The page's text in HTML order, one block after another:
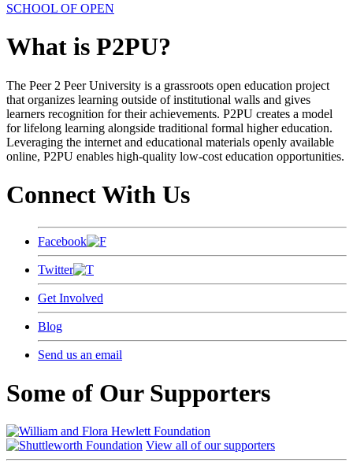
SCHOOL OF OPEN
What is P2PU?
The Peer 2 Peer University is a grassroots open education project
that organizes learning outside of institutional walls and gives
learners recognition for their achievements. P2PU creates a model
for lifelong learning alongside traditional formal higher education.
Leveraging the internet and educational materials openly available
online, P2PU enables high-quality low-cost education opportunities.
Connect With Us
Facebook
Twitter
Get Involved
Blog
Send us an email
Some of Our Supporters
View all of our supporters